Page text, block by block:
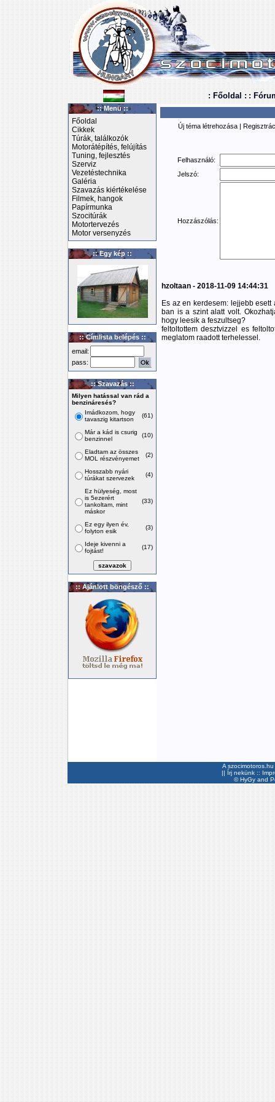
: Főoldal : :
:: Menü ::
Főoldal
Cikkek
Túrák, találkozók
Motorátépítés, felújítás
Tuning, fejlesztés
Szerviz
Vezetéstechnika
Galéria
Szavazás kiértékelése
Filmek, hangok
Papírmunka
Szocitúrák
Motortervezés
Motor versenyzés
:: Egy kép ::
:: Címlista belépés ::
email:
pass:
:: Szavazás ::
Milyen hatással van rád a
benzináresés?
Imádkozom, hogy
tavaszig kitartson
(61)
Már a kád is csurig
benzinnel
(10)
Eladtam az összes
MOL részvényemet
(2)
Hosszabb nyári
túrákat szervezek
(4)
Ez hülyeség, most
is 5ezerért
tankoltam, mint
máskor
(33)
Ez egy ilyen év,
folyton esik
(3)
Ideje kivenni a
fojtást!
(17)
:: Ajánlott böngésző ::
Új téma létrehozása |
Felhasználó:
Jelszó:
Hozzászólás:
hzoltaan - 2018-11-09 14:44:31
Es az en kerdesem: lejjebb
ban is a szint alatt volt.
hogy leesik a feszultseg?
feltoltottem desztvizzel es
meglatom raadott terhelessel.
A
|| Írj nekünk ::
©HyGyand